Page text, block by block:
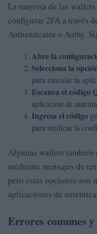
La mayoría de las
configurar 2FA a través
Authenticator o Authy.
Abre la
Selecciona la
para vincular tu
Escanea el código
aplicación de
Ingresa el código
para verificar la
Algunas wallets
mediante mensajes de
pero estas opciones son
aplicaciones de
Errores comunes